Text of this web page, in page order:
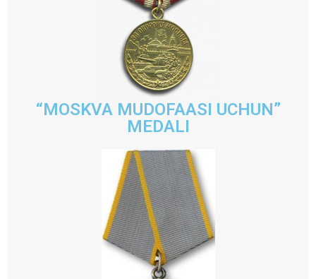
“MOSKVA MUDOFAASI UCHUN”
MEDALI